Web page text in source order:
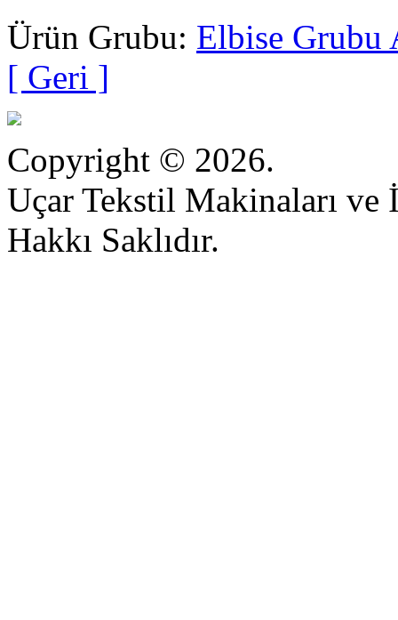
Ürün Grubu: Elbise Grubu
[ Geri ]
Copyright © 2026.
Uçar Tekstil Makinaları ve
Hakkı Saklıdır.